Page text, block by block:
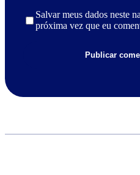
Salvar meus dados neste
próxima vez que eu